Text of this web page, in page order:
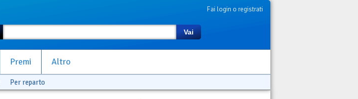
Fai login o registrati
Vai
Premi Altro
Per reparto